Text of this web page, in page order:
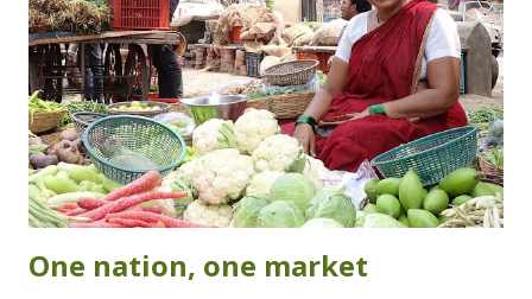
One nation, one market